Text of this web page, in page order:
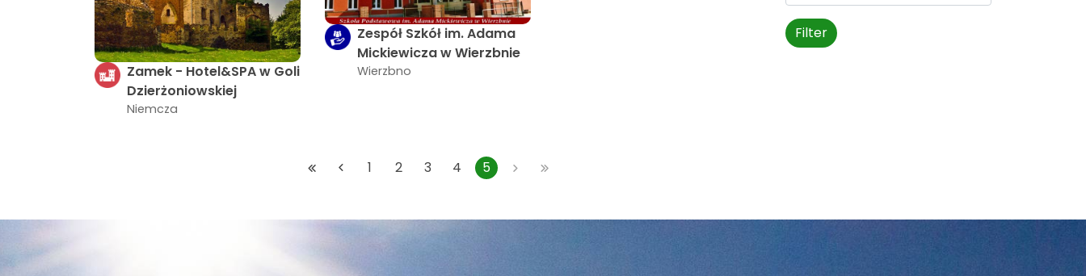
Zamek - Hotel&SPA w Goli
Dzierżoniowskiej
Niemcza
Zespół Szkół im. Adama
Mickiewicza w Wierzbnie
Wierzbno
1 2 3 4 5
Filter